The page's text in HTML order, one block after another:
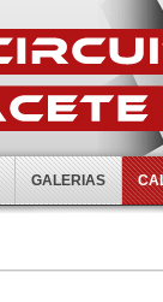
GALERIAS